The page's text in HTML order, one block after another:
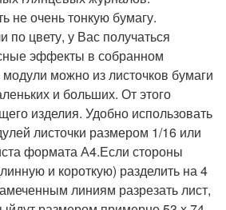
не очень тонкую бумагу.
по цвету, у Вас получаться
эффекты в собранном
можно из листочков бумаги
и больших. От этого
изделия. Удобно использовать
листочки размером 1/16 или
формата А4.Если стороны
и короткую) разделить на 4
линиям разрезать лист,